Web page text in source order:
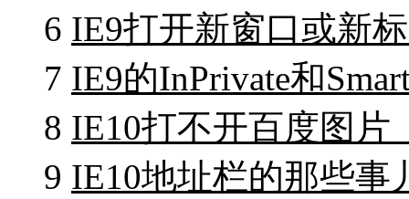
6 IE9打开新窗口或新
7 IE9的InPrivate和
8 IE10打不开百度图片
9 IE10地址栏的那些事